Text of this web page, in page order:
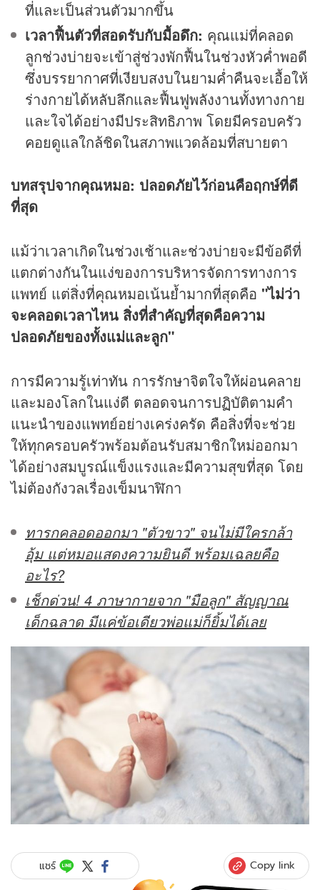
ที่และเป็นส่วนตัวมากขึ้น
เวลาฟื้นตัวที่สอดรับกับมื้อดึก: คุณแม่ที่คลอด
ลูกช่วงบ่ายจะเข้าสู่ช่วงพักฟื้นในช่วงหัวค่ำพอดี
ซึ่งบรรยากาศที่เงียบสงบในยามค่ำคืนจะเอื้อให้
ร่างกายได้หลับลึกและฟื้นฟูพลังงานทั้งทางกาย
และใจได้อย่างมีประสิทธิภาพ โดยมีครอบครัว
คอยดูแลใกล้ชิดในสภาพแวดล้อมที่สบายตา
บทสรุปจากคุณหมอ: ปลอดภัยไว้ก่อนคือฤกษ์ที่ดี
ที่สุด
แม้ว่าเวลาเกิดในช่วงเช้าและช่วงบ่ายจะมีข้อดีที่
แตกต่างกันในแง่ของการบริหารจัดการทางการ
แพทย์ แต่สิ่งที่คุณหมอเน้นย้ำมากที่สุดคือ "ไม่ว่า
จะคลอดเวลาไหน สิ่งที่สำคัญที่สุดคือความ
ปลอดภัยของทั้งแม่และลูก"
การมีความรู้เท่าทัน การรักษาจิตใจให้ผ่อนคลาย
และมองโลกในแง่ดี ตลอดจนการปฏิบัติตามคำ
แนะนำของแพทย์อย่างเคร่งครัด คือสิ่งที่จะช่วย
ให้ทุกครอบครัวพร้อมต้อนรับสมาชิกใหม่ออกมา
ได้อย่างสมบูรณ์แข็งแรงและมีความสุขที่สุด โดย
ไม่ต้องกังวลเรื่องเข็มนาฬิกา
ทารกคลอดออกมา "ตัวขาว" จนไม่มีใครกล้า
อุ้ม แต่หมอแสดงความยินดี พร้อมเฉลยคือ
อะไร?
เช็กด่วน! 4 ภาษากายจาก "มือลูก" สัญญาณ
เด็กฉลาด มีแค่ข้อเดียวพ่อแม่ก็ยิ้มได้เลย
แชร์ Copy link